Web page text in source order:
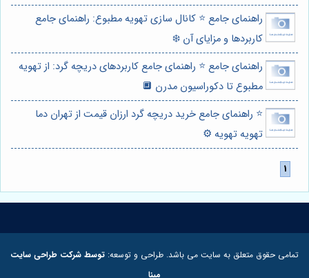
راهنمای جامع ⭐️ کانال سازی تهویه مطبوع: راهنمای جامع
کاربردها و مزایای آن ❄️
راهنمای جامع ⭐️ راهنمای جامع کاربردهای دریچه گرد: از تهویه
مطبوع تا دکوراسیون مدرن 🔲
⭐️ راهنمای جامع خرید دریچه گرد ارزان قیمت از تهران دما
تهویه تهویه ⚙️
تمامی حقوق متعلق به سایت می باشد. طراحی و توسعه: توسط شرکت طراحی سایت
مبنا